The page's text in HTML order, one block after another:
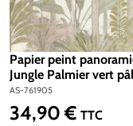
Papier peint
Jungle Palmier vert
Cuba 2 d'A.S. Création
AS-761905
AS-761905
Prix régulier :
34,90 € TTC